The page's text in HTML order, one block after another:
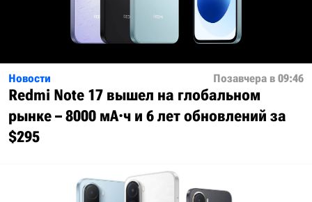
Новости Позавчера в 09:46
Redmi Note 17 вышел на глобальном
рынке – 8000 мА·ч и 6 лет обновлений за
$295